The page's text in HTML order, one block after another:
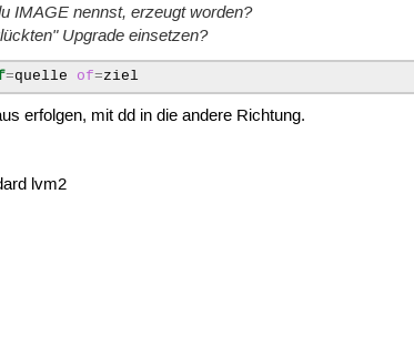
IMAGE nennst, erzeugt worden?
Upgrade einsetzen?
=quelle of=
erfolgen, mit dd in die andere Richtung.
lvm2